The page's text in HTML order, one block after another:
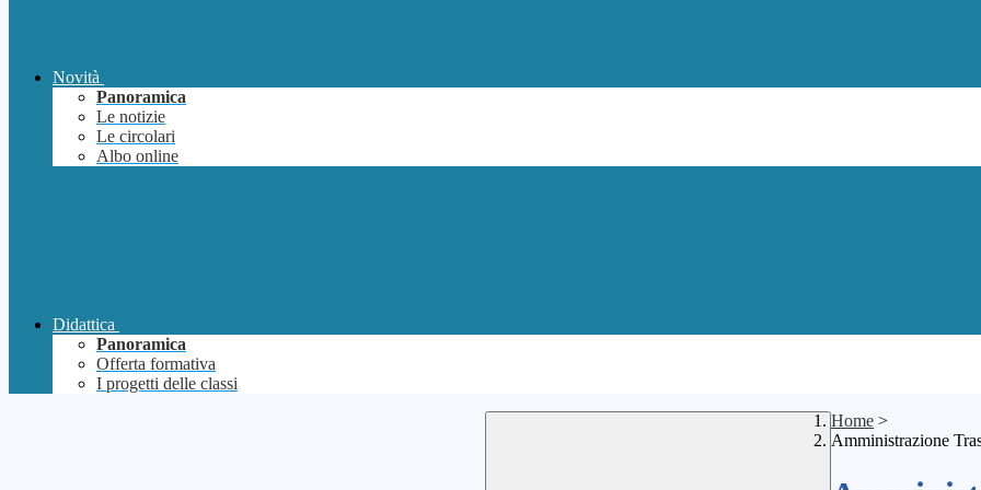
Novità
Panoramica
Le notizie
Le circolari
Albo online
Didattica
Panoramica
Offerta formativa
I progetti delle classi
Home >
Amministrazione